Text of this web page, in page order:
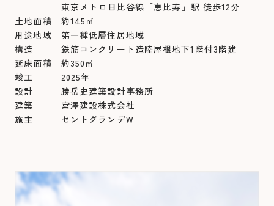
東京メトロ日比谷線「恵比寿」駅 徒歩12分
土地面積 約145㎡
用途地域 第一種低層住居地域
構造 鉄筋コンクリート造陸屋根地下1階付3階建
延床面積 約350㎡
竣工 2025年
設計 勝岳史建築設計事務所
建築 宮澤建設株式会社
施主 セントグランデW